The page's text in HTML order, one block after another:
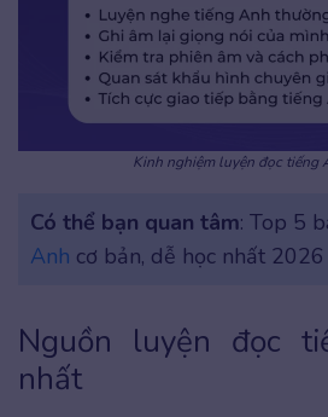
Kinh nghiệm luyện đọc tiếng
Có thể bạn quan tâm: Top 5
Anh cơ bản, dễ học nhất 2026
Nguồn luyện đọc
nhất